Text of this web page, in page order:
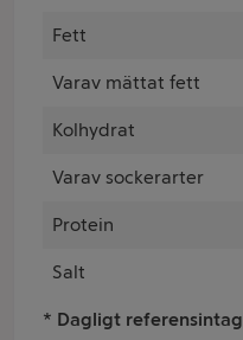
Fett
Varav mättat fett
Kolhydrat
Varav sockerarter
Protein
Salt
* Dagligt referensintag